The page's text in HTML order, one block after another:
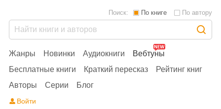
Жанры Новинки Аудиокниги
Вебтуны
Бесплатные книги
Краткий пересказ
Рейтинг книг
Авторы
Серии Блог
Поиск: По книге По автору
Войти